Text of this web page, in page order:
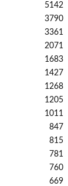
5142
3790
3361
2071
1683
1427
1268
1205
1011
847
815
781
760
669